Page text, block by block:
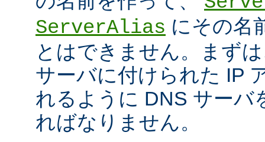
ServerAlias にその名
とはできません。まず
サーバに付けられた IP
れるように DNS サーバ
ればなりません。